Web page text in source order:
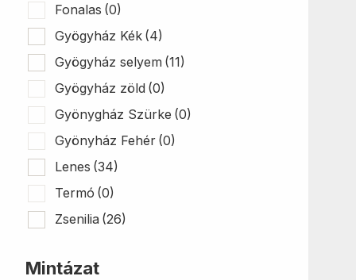
Fonalas (0)
Gyögyház Kék (4)
Gyögyház selyem (11)
Gyögyház zöld (0)
Gyönygház Szürke (0)
Gyönyház Fehér (0)
Lenes (34)
Termó (0)
Zsenilia (26)
Mintázat